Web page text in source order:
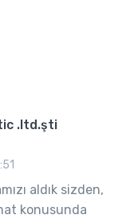
.ltd.şti
aldık sizden,
konusunda